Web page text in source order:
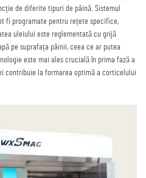
de diferite tipuri de pâină. Sistemul
fi programate pentru rețete specifice,
uleiului este reglementată cu grijă
pe suprafața pâinii, ceea ce ar putea
este mai ales crucială în prima fază a
contribuie la formarea optimă a corticelului